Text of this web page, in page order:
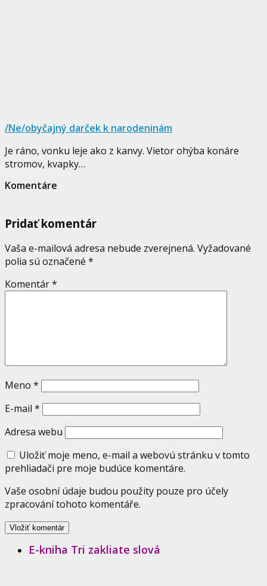
/Ne/obyčajný darček k narodeninám
Je ráno, vonku leje ako z kanvy. Vietor ohýba konáre
stromov, kvapky…
Komentáre
Pridať komentár
Vaša e-mailová adresa nebude zverejnená. Vyžadované
polia sú označené *
Komentár*
Meno *
E-mail *
Adresa webu
Uložiť moje meno, e-mail a webovú stránku v tomto
prehliadači pre moje budúce komentáre.
Vaše osobní údaje budou použity pouze pro účely
zpracování tohoto komentáře.
E-kniha Tri zakliate slová